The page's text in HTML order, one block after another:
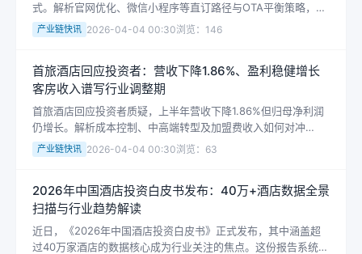
式。解析官网优化、微信小程序等直订路径与OTA平衡策略，附
酒店降本实务建议。
产业链快讯 2026-04-04 00:30浏览：146
首旅酒店回应投资者：营收下降1.86%、盈利稳健增长
客房收入谱写行业调整期
首旅酒店回应投资者质疑，上半年营收下降1.86%但归母净利润
仍增长。解析成本控制、中高端转型及加盟费收入如何对冲
RevPAR下滑，提供投资者评估品牌运营的四大关键指标。
产业链快讯 2026-04-04 00:30浏览：63
2026年中国酒店投资白皮书发布：40万+酒店数据全景
扫描与行业趋势解读
近日，《2026年中国酒店投资白皮书》正式发布，其中涵盖超
过40万家酒店的数据核心成为行业关注的焦点。这份报告系统地